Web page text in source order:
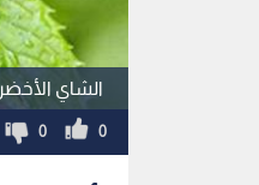
الشاي الأخضر
0
0